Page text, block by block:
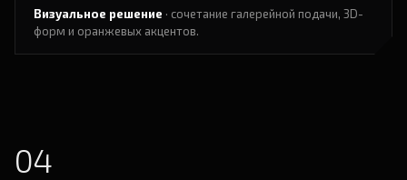
Визуальное решение · сочетание галерейной подачи, 3D-
форм и оранжевых акцентов.
04